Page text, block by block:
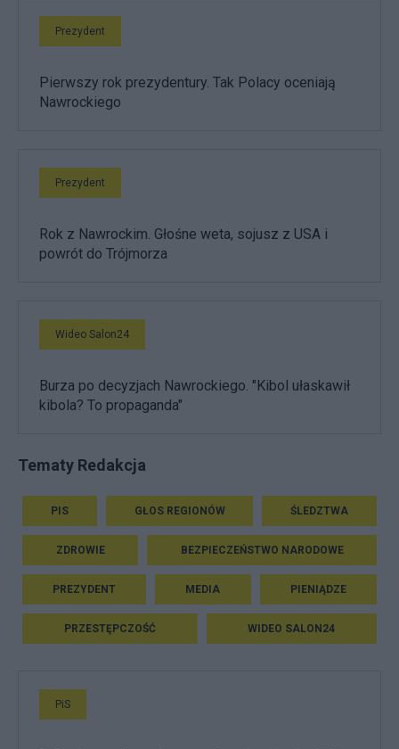
Prezydent
Pierwszy rok prezydentury. Tak Polacy oceniają
Nawrockiego
Prezydent
Rok z Nawrockim. Głośne weta, sojusz z USA i
powrót do Trójmorza
Wideo Salon24
Burza po decyzjach Nawrockiego. "Kibol ułaskawił
kibola? To propaganda"
Tematy Redakcja
PIS GŁOS REGIONÓW ŚLEDZTWA
ZDROWIE BEZPIECZEŃSTWO NARODOWE
PREZYDENT MEDIA PIENIĄDZE
PRZESTĘPCZOŚĆ WIDEO SALON24
PiS